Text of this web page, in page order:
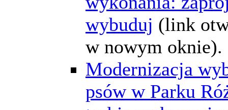
wybuduj (link
w nowym oknie).
Modernizacja
psów w Parku